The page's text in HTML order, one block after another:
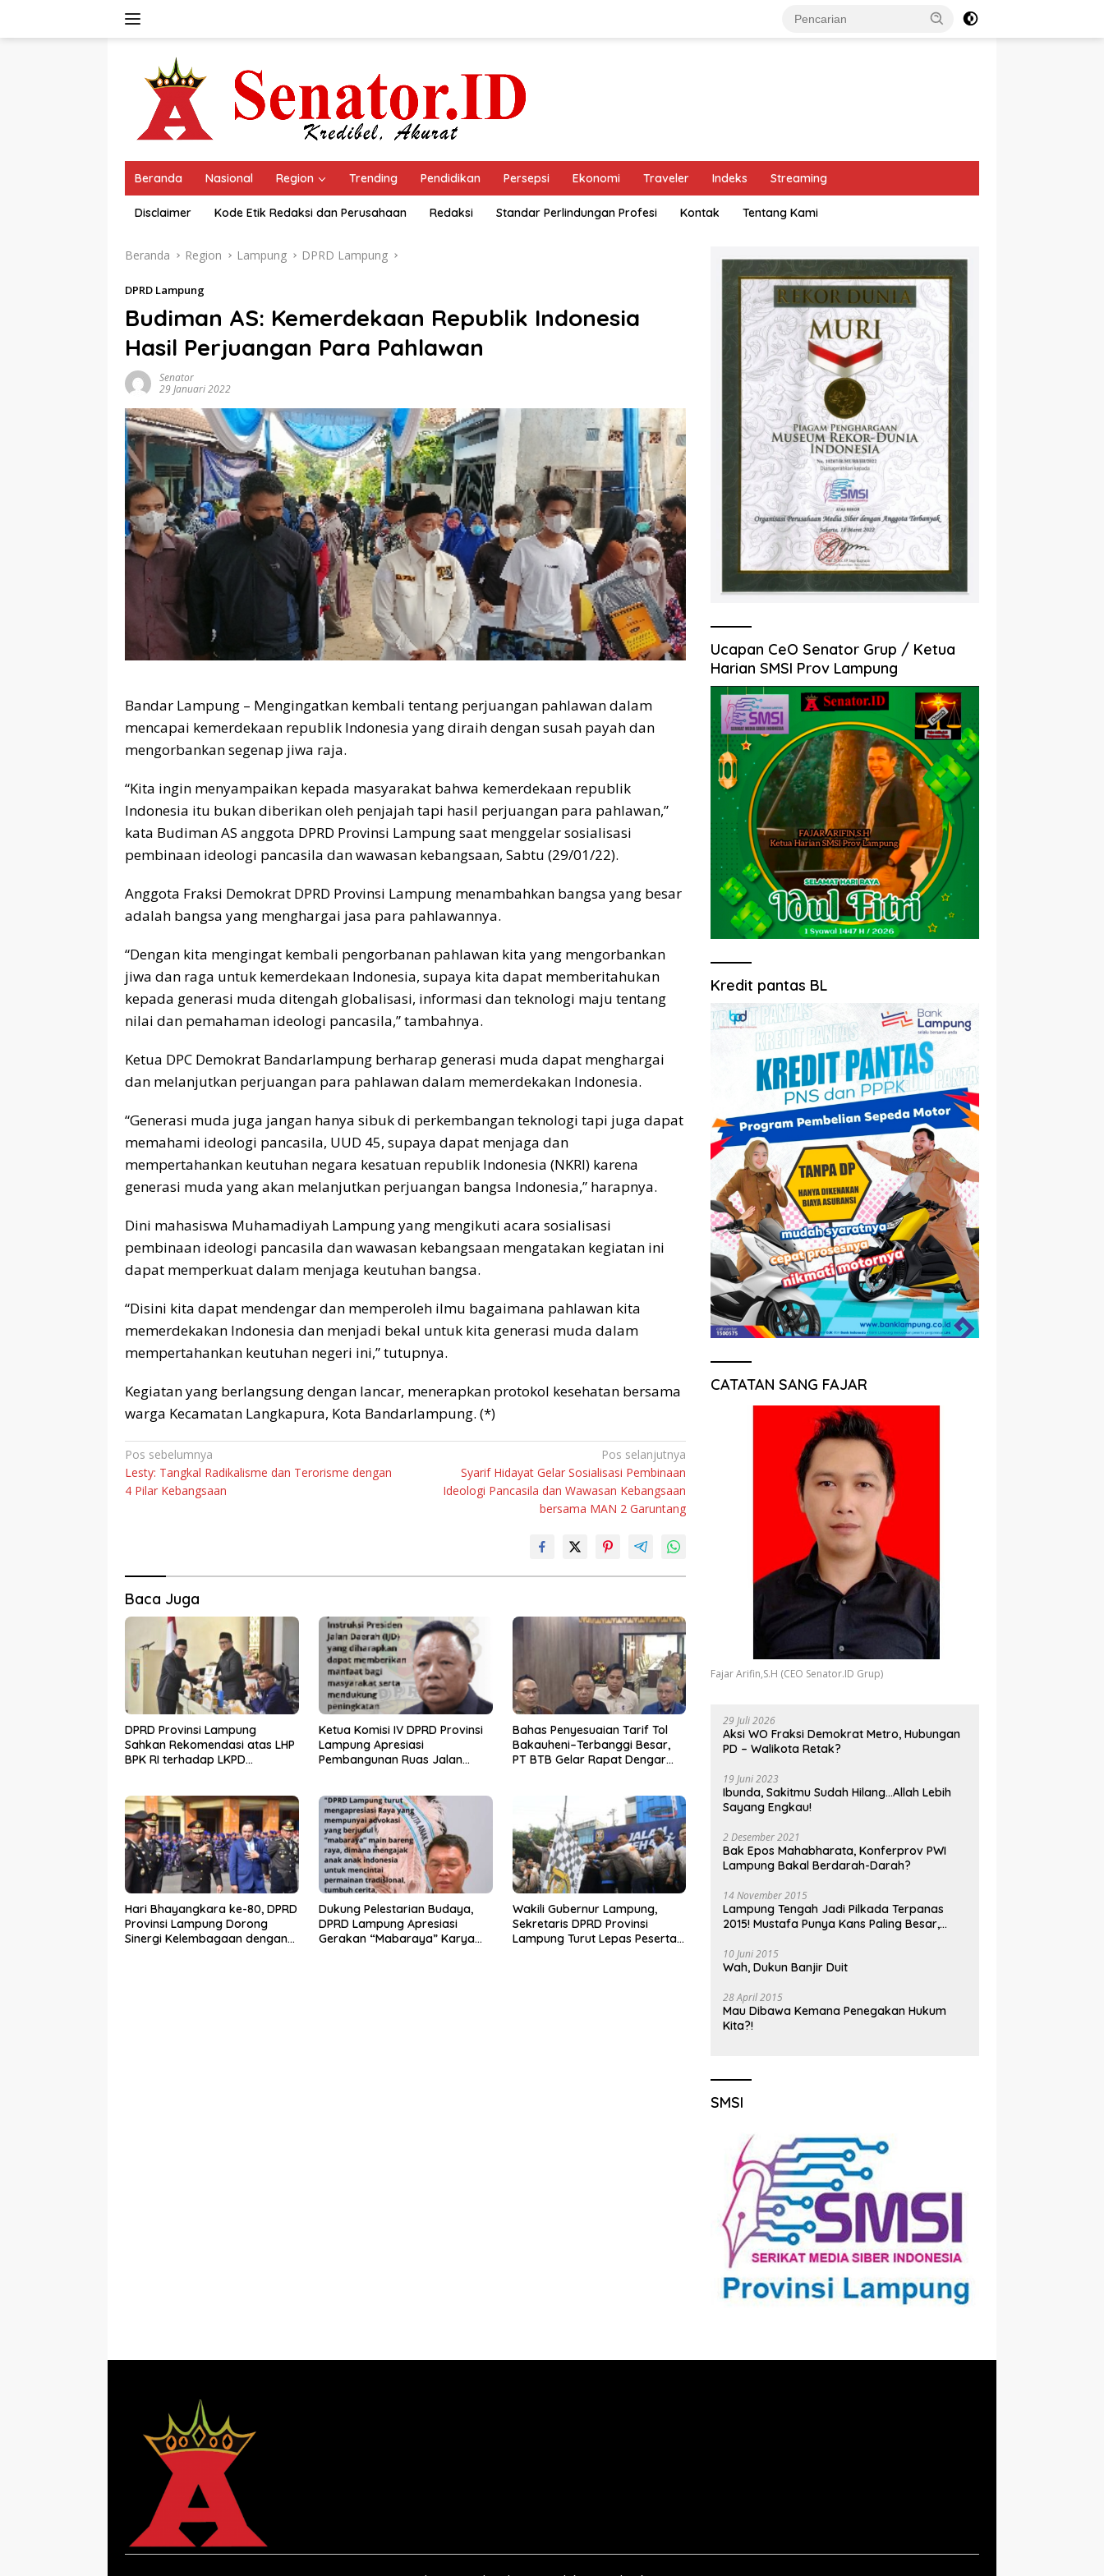
Beranda Nasional Region Trending Pendidikan Persepsi Ekonomi Traveler Indeks Streaming
Disclaimer Kode Etik Redaksi dan Perusahaan Redaksi Standar Perlindungan Profesi Kontak Tentang Kami
Beranda Region Lampung DPRD Lampung
DPRD Lampung
Budiman AS: Kemerdekaan Republik Indonesia
Hasil Perjuangan Para Pahlawan
Senator
29 Januari 2022
Bandar Lampung – Mengingatkan kembali tentang perjuangan pahlawan dalam
mencapai kemerdekaan republik Indonesia yang diraih dengan susah payah dan
mengorbankan segenap jiwa raja.
“Kita ingin menyampaikan kepada masyarakat bahwa kemerdekaan republik
Indonesia itu bukan diberikan oleh penjajah tapi hasil perjuangan para pahlawan,”
kata Budiman AS anggota DPRD Provinsi Lampung saat menggelar sosialisasi
pembinaan ideologi pancasila dan wawasan kebangsaan, Sabtu (29/01/22).
Anggota Fraksi Demokrat DPRD Provinsi Lampung menambahkan bangsa yang besar
adalah bangsa yang menghargai jasa para pahlawannya.
“Dengan kita mengingat kembali pengorbanan pahlawan kita yang mengorbankan
jiwa dan raga untuk kemerdekaan Indonesia, supaya kita dapat memberitahukan
kepada generasi muda ditengah globalisasi, informasi dan teknologi maju tentang
nilai dan pemahaman ideologi pancasila,” tambahnya.
Ketua DPC Demokrat Bandarlampung berharap generasi muda dapat menghargai
dan melanjutkan perjuangan para pahlawan dalam memerdekakan Indonesia.
“Generasi muda juga jangan hanya sibuk di perkembangan teknologi tapi juga dapat
memahami ideologi pancasila, UUD 45, supaya dapat menjaga dan
mempertahankan keutuhan negara kesatuan republik Indonesia (NKRI) karena
generasi muda yang akan melanjutkan perjuangan bangsa Indonesia,” harapnya.
Dini mahasiswa Muhamadiyah Lampung yang mengikuti acara sosialisasi
pembinaan ideologi pancasila dan wawasan kebangsaan mengatakan kegiatan ini
dapat memperkuat dalam menjaga keutuhan bangsa.
“Disini kita dapat mendengar dan memperoleh ilmu bagaimana pahlawan kita
memerdekakan Indonesia dan menjadi bekal untuk kita generasi muda dalam
mempertahankan keutuhan negeri ini,” tutupnya.
Kegiatan yang berlangsung dengan lancar, menerapkan protokol kesehatan bersama
warga Kecamatan Langkapura, Kota Bandarlampung. (*)
Navigasi
pos
Pos sebelumnya
Lesty: Tangkal Radikalisme dan Terorisme dengan
4 Pilar Kebangsaan
Pos selanjutnya
Syarif Hidayat Gelar Sosialisasi Pembinaan
Ideologi Pancasila dan Wawasan Kebangsaan
bersama MAN 2 Garuntang
Baca Juga
DPRD Provinsi Lampung
Sahkan Rekomendasi atas LHP
BPK RI terhadap LKPD
Ketua Komisi IV DPRD Provinsi
Lampung Apresiasi
Pembangunan Ruas Jalan
Bahas Penyesuaian Tarif Tol
Bakauheni–Terbanggi Besar,
PT BTB Gelar Rapat Dengar
Hari Bhayangkara ke-80, DPRD
Provinsi Lampung Dorong
Sinergi Kelembagaan dengan
Dukung Pelestarian Budaya,
DPRD Lampung Apresiasi
Gerakan “Mabaraya” Karya
Wakili Gubernur Lampung,
Sekretaris DPRD Provinsi
Lampung Turut Lepas Peserta
Ucapan CeO Senator Grup / Ketua
Harian SMSI Prov Lampung
Kredit pantas BL
CATATAN SANG FAJAR
Fajar Arifin,S.H (CEO Senator.ID Grup)
29 Juli 2026
Aksi WO Fraksi Demokrat Metro, Hubungan
PD – Walikota Retak?
19 Juni 2023
Ibunda, Sakitmu Sudah Hilang…Allah Lebih
Sayang Engkau!
2 Desember 2021
Bak Epos Mahabharata, Konferprov PWI
Lampung Bakal Berdarah-Darah?
14 November 2015
Lampung Tengah Jadi Pilkada Terpanas
2015! Mustafa Punya Kans Paling Besar,
10 Juni 2015
Wah, Dukun Banjir Duit
28 April 2015
Mau Dibawa Kemana Penegakan Hukum
Kita?!
SMSI